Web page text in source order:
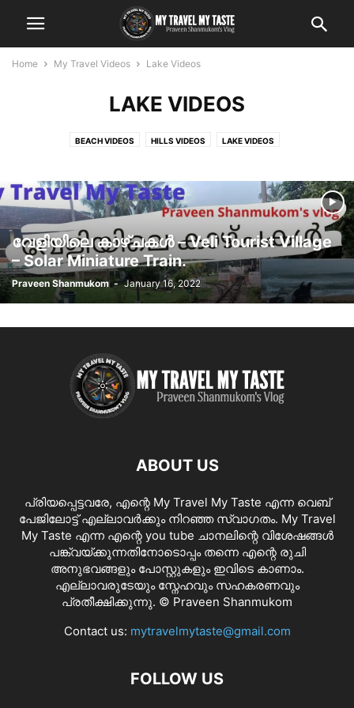
Home My Travel Videos Lake Videos
LAKE VIDEOS
BEACH VIDEOS HILLS VIDEOS LAKE VIDEOS
വേളിയിലെ കാഴ്ചകൾ – Veli Tourist Village
– Solar Miniature Train.
Praveen Shanmukom - January 16, 2022
ABOUT US
പ്രിയപ്പെട്ടവരേ, എന്റെ My Travel My Taste എന്ന വെബ്
പേജിലോട്ട് എല്ലാവർക്കും നിറഞ്ഞ സ്വാഗതം. My Travel
My Taste എന്ന എന്റെ you tube ചാനലിന്റെ വിശേഷങ്ങൾ
പങ്ക്വയ്ക്കുന്നതിനോടൊപ്പം തന്നെ എന്റെ രുചി
അനുഭവങ്ങളും പോസ്റ്റുകളും ഇവിടെ കാണാം.
എല്ലാവരുടേയും സ്നേഹവും സഹകരണവും
പ്രതീക്ഷിക്കുന്നു. © Praveen Shanmukom
Contact us: mytravelmytaste@gmail.com
FOLLOW US